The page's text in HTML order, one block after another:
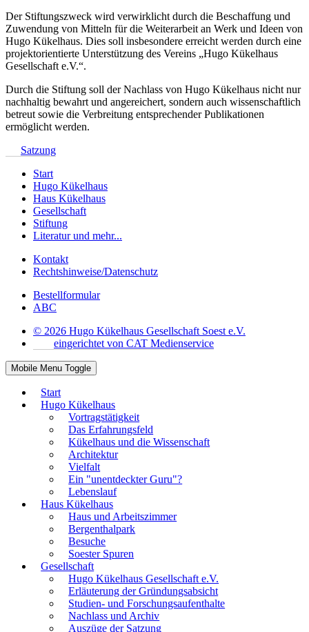
Der Stiftungszweck wird verwirklicht durch die Beschaffung und
Zuwendung von Mitteln für die Weiterarbeit an Werk und Ideen von
Hugo Kükelhaus. Dies soll insbesondere erreicht werden durch eine
projektorientierte Unterstützung des Vereins „Hugo Kükelhaus
Gesellschaft e.V.“.
Durch die Stiftung soll der Nachlass von Hugo Kükelhaus nicht nur
nachhaltig bewahrt und angereichert, sondern auch wissenschaftlich
betreut sowie die Verbreitung entsprechender Publikationen
ermöglicht werden.
Satzung
Start
Hugo Kükelhaus
Haus Kükelhaus
Gesellschaft
Stiftung
Literatur und mehr...
Kontakt
Rechtshinweise/Datenschutz
Bestellformular
ABC
© 2026 Hugo Kükelhaus Gesellschaft Soest e.V.
eingerichtet von CAT Medienservice
Mobile Menu Toggle
Start
Hugo Kükelhaus
Vortragstätigkeit
Das Erfahrungsfeld
Kükelhaus und die Wissenschaft
Architektur
Vielfalt
Ein "unentdeckter Guru"?
Lebenslauf
Haus Kükelhaus
Haus und Arbeitszimmer
Bergenthalpark
Besuche
Soester Spuren
Gesellschaft
Hugo Kükelhaus Gesellschaft e.V.
Erläuterung der Gründungsabsicht
Studien- und Forschungsaufenthalte
Nachlass und Archiv
Auszüge der Satzung